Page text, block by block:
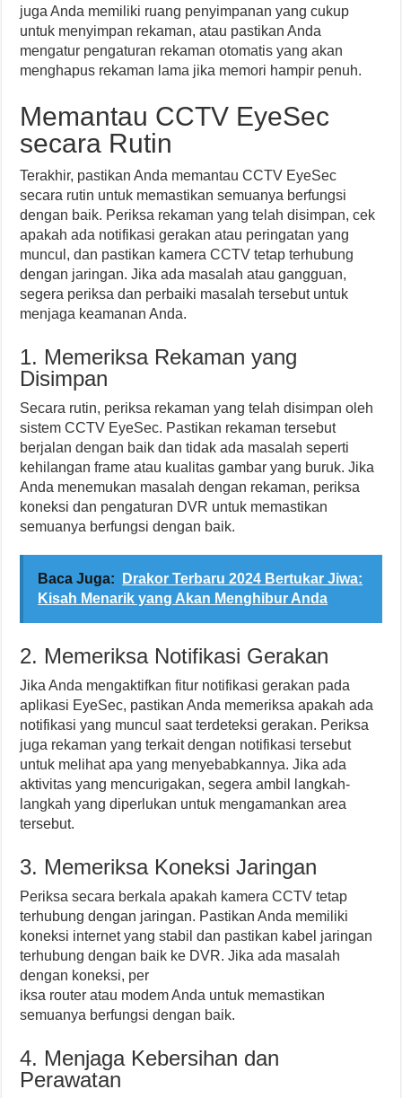
juga Anda memiliki ruang penyimpanan yang cukup
untuk menyimpan rekaman, atau pastikan Anda
mengatur pengaturan rekaman otomatis yang akan
menghapus rekaman lama jika memori hampir penuh.
Memantau CCTV EyeSec
secara Rutin
Terakhir, pastikan Anda memantau CCTV EyeSec
secara rutin untuk memastikan semuanya berfungsi
dengan baik. Periksa rekaman yang telah disimpan, cek
apakah ada notifikasi gerakan atau peringatan yang
muncul, dan pastikan kamera CCTV tetap terhubung
dengan jaringan. Jika ada masalah atau gangguan,
segera periksa dan perbaiki masalah tersebut untuk
menjaga keamanan Anda.
1. Memeriksa Rekaman yang
Disimpan
Secara rutin, periksa rekaman yang telah disimpan oleh
sistem CCTV EyeSec. Pastikan rekaman tersebut
berjalan dengan baik dan tidak ada masalah seperti
kehilangan frame atau kualitas gambar yang buruk. Jika
Anda menemukan masalah dengan rekaman, periksa
koneksi dan pengaturan DVR untuk memastikan
semuanya berfungsi dengan baik.
Baca Juga:
Drakor Terbaru 2024 Bertukar Jiwa:
Kisah Menarik yang Akan Menghibur Anda
2. Memeriksa Notifikasi Gerakan
Jika Anda mengaktifkan fitur notifikasi gerakan pada
aplikasi EyeSec, pastikan Anda memeriksa apakah ada
notifikasi yang muncul saat terdeteksi gerakan. Periksa
juga rekaman yang terkait dengan notifikasi tersebut
untuk melihat apa yang menyebabkannya. Jika ada
aktivitas yang mencurigakan, segera ambil langkah-
langkah yang diperlukan untuk mengamankan area
tersebut.
3. Memeriksa Koneksi Jaringan
Periksa secara berkala apakah kamera CCTV tetap
terhubung dengan jaringan. Pastikan Anda memiliki
koneksi internet yang stabil dan pastikan kabel jaringan
terhubung dengan baik ke DVR. Jika ada masalah
dengan koneksi, per
iksa router atau modem Anda untuk memastikan
semuanya berfungsi dengan baik.
4. Menjaga Kebersihan dan
Perawatan